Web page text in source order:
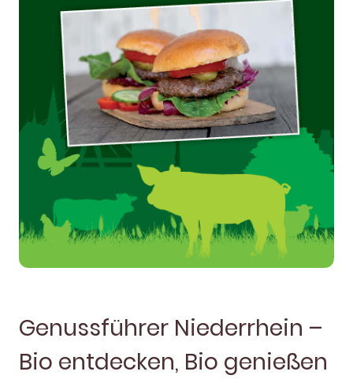
Genussführer Niederrhein –
Bio entdecken, Bio genießen